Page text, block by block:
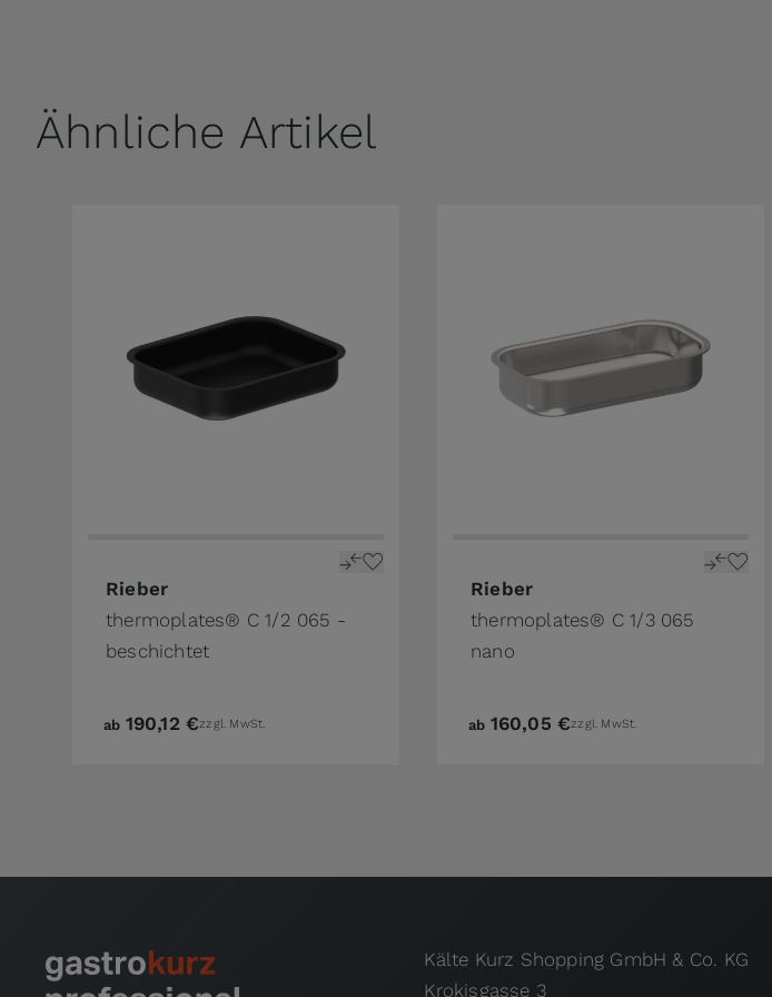
Ähnliche Artikel
Rieber
thermoplates® C 1/2 065 -
beschichtet
The price depends on the options chosen on the product page
ab 190,12 €zzgl. MwSt.
Rieber
thermoplates® C 1/3 065
nano
The price depends on the options
ab 160,05 €zzgl. MwSt.
Kälte Kurz Shopping GmbH & Co. KG
Krokisgasse 3